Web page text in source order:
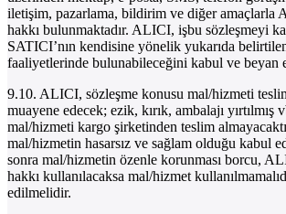
iletişim, pazarlama, bildirim ve diğer amaçlarla
hakkı bulunmaktadır. ALICI, işbu sözleşmeyi
SATICI’nın kendisine yönelik yukarıda
faaliyetlerinde bulunabileceğini kabul ve beyan
9.10. ALICI, sözleşme konusu mal/hizmeti
muayene edecek; ezik, kırık, ambalajı yırtılmış
mal/hizmeti kargo şirketinden teslim
mal/hizmetin hasarsız ve sağlam olduğu kabul
sonra mal/hizmetin özenle korunması borcu,
hakkı kullanılacaksa mal/hizmet
edilmelidir.